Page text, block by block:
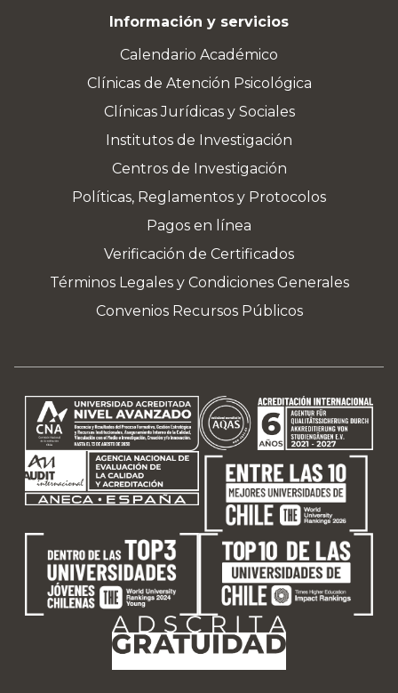
Información y servicios
Calendario Académico
Clínicas de Atención Psicológica
Clínicas Jurídicas y Sociales
Institutos de Investigación
Centros de Investigación
Políticas, Reglamentos y Protocolos
Pagos en línea
Verificación de Certificados
Términos Legales y Condiciones Generales
Convenios Recursos Públicos